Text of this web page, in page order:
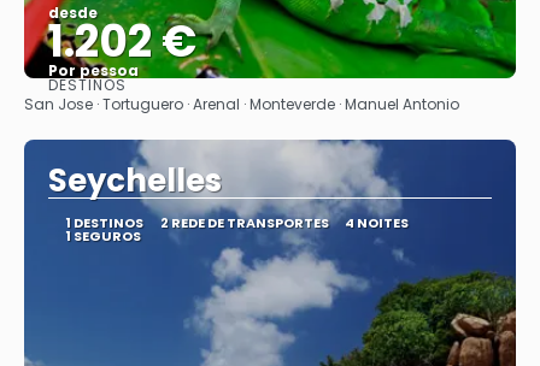
desde
1.202 €
Por pessoa
Vejo
DESTINOS
San Jose · Tortuguero · Arenal · Monteverde · Manuel Antonio
Seychelles
1 DESTINOS 2 REDE DE TRANSPORTES 4 NOITES
1 SEGUROS